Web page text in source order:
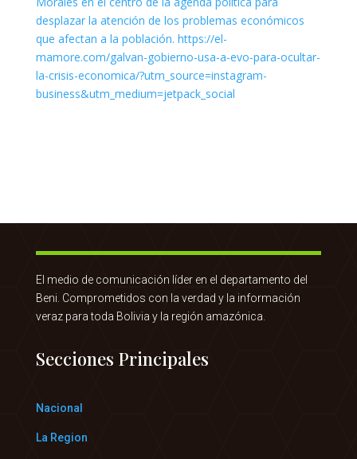
El medio de comunicación líder en el departamento del
Beni. Comprometidos con la verdad y la información
veraz para toda Bolivia y la región amazónica.
Secciones Principales
Nacional
La Region